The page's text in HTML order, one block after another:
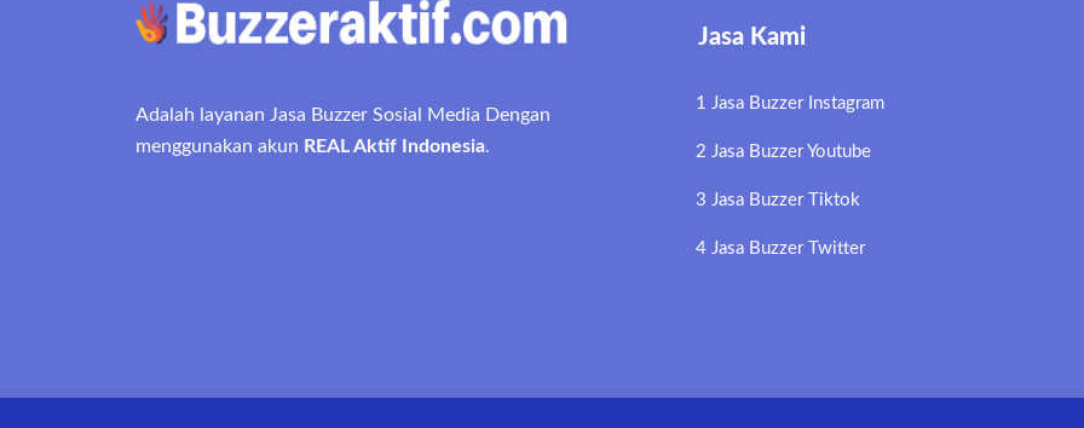
Adalah layanan Jasa Buzzer Sosial Media Dengan
menggunakan akun REAL Aktif Indonesia.
Jasa Kami
1 Jasa Buzzer Instagram
2 Jasa Buzzer Youtube
3 Jasa Buzzer Tiktok
4 Jasa Buzzer Twitter